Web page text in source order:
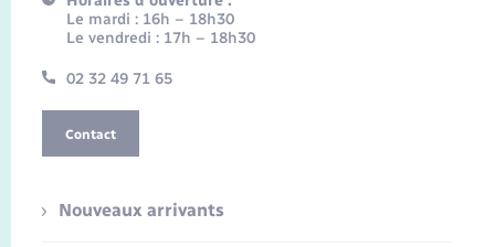
Le mardi : 16h – 18h30
Le vendredi : 17h – 18h30
02 32 49 71 65
Contact
Nouveaux arrivants